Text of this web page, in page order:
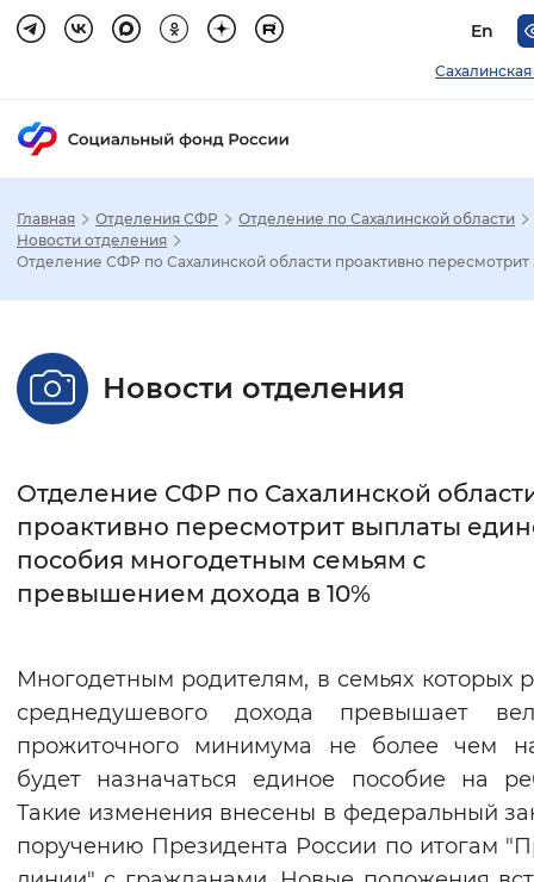
En
Настройка режима отображения
Стандартный Увеличенный
Интервал между буквами
Цвет сайта
Инверсивный
Синий фон
Изображения
Главная Отделения СФР
Отделение по Сахалинской области
Новости отделения
Отделение СФР по Сахалинской области проактивно пересмотрит
Новости отделения
Отделение СФР по Сахалинской
проактивно пересмотрит выплаты
пособия многодетным семьям с
превышением дохода в 10%
Многодетным родителям, в семьях которых
среднедушевого дохода превышает
прожиточного минимума не более чем
будет назначаться единое пособие на
Такие изменения внесены в федеральный
поручению Президента России по итогам